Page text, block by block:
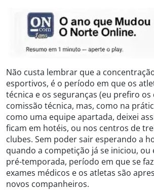
Não custa lembrar que a
esportivos, é o período em que os
técnica e os seguranças (eu prefiro
comissão técnica, mas, como na
como uma equipe apartada, deixei
ficam em hotéis, ou nos centros de
clubes. Sem poder sair esperando a
quando a competição já se iniciou, ou
pré-temporada, período em que se
exames médicos e os atletas são
novos companheiros.